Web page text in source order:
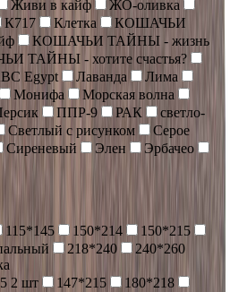
Живи в кайф
ЖО-оливка
К717 Клетка
КОШАЧЬИ
КОШАЧЬИ ТАЙНЫ - жизнь
ТАЙНЫ - хотите счастья?
Egypt
Лаванда
Лима
Монифа
Морская волна
ППР-9 РАК
светло-
Светлый с рисунком
Серое
Сиреневый Элен
Эрбачео
115*145 150*214
150*215
218*240
240*260
2 шт 147*215
180*218